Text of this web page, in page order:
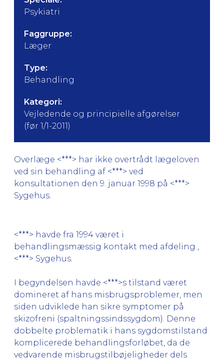
Psykiatri
Faggruppe:
Læger
Type:
Behandling
Kategori:
Vejledende og principielle afgørelser
(før 1/1-2011)
Overlæge <***> har ikke overtrådt lægeloven
ved sin behandling af <***> ved
konsultationen den 9. januar 1998 på <***>
Sygehus.
<***> havde fra 1994 været i
behandlingsmæssig kontakt med afdeling ,
<***> Sygehus.
I begyndelsen havde <***>s tilstand været
domineret af hans misbrugsproblemer, men
siden udviklede han sikre symptomer på
skizofreni (spaltningssindssygdom). Denne
dobbelte problematik i hans sygdomstilstand
komplicerede behandlingsforløbet, da de
vedvarende misbrugstilbøjeligheder dels